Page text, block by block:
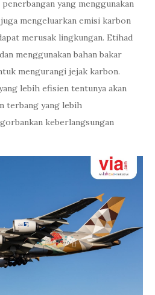
yang menggunakan
mengeluarkan emisi karbon
merusak lingkungan. Etihad
menggunakan bahan bakar
mengurangi jejak karbon.
lebih efisien tentunya akan
terbang yang lebih
keberlangsungan